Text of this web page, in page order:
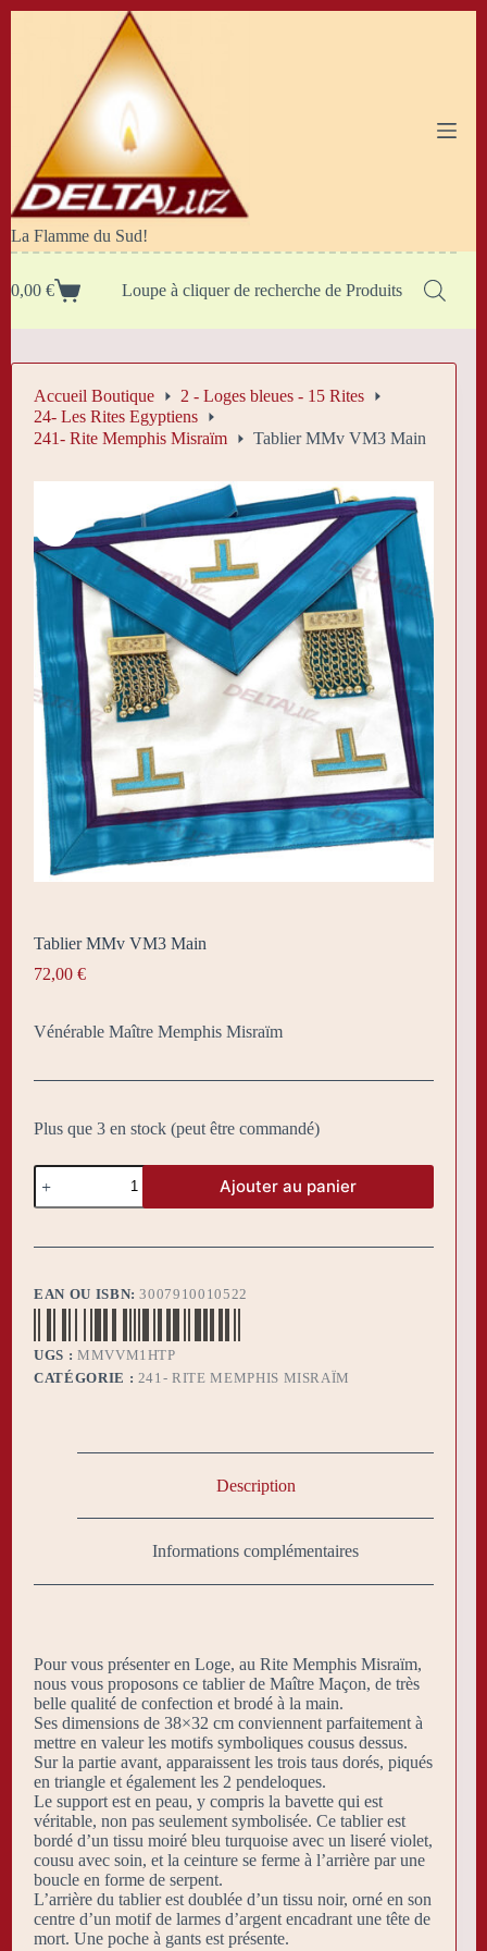
La Flamme du Sud!
Panier
0,00 € Loupe à cliquer de recherche de Produits
Accueil Boutique
2 - Loges bleues - 15 Rites
24- Les Rites Egyptiens
241- Rite Memphis Misraïm
Tablier MMv VM3 Main
Tablier MMv VM3 Main
72,00 €
Vénérable Maître Memphis Misraïm
Plus que 3 en stock (peut être commandé)
quantité
de
Tablier
VM3
Ajouter au panier
EAN OU ISBN:3007910010522
UGS : MMVVM1HTP
CATÉGORIE : 241- RITE MEMPHIS MISRAÏM
Description
Informations complémentaires
Pour vous présenter en Loge, au Rite Memphis Misraïm,
nous vous proposons ce tablier de Maître Maçon, de très
belle qualité de confection et brodé à la main.
Ses dimensions de 38×32 cm conviennent parfaitement à
mettre en valeur les motifs symboliques cousus dessus.
Sur la partie avant, apparaissent les trois taus dorés, piqués
en triangle et également les 2 pendeloques.
Le support est en peau, y compris la bavette qui est
véritable, non pas seulement symbolisée. Ce tablier est
bordé d’un tissu moiré bleu turquoise avec un liseré violet,
cousu avec soin, et la ceinture se ferme à l’arrière par une
boucle en forme de serpent.
L’arrière du tablier est doublée d’un tissu noir, orné en son
centre d’un motif de larmes d’argent encadrant une tête de
mort. Une poche à gants est présente.